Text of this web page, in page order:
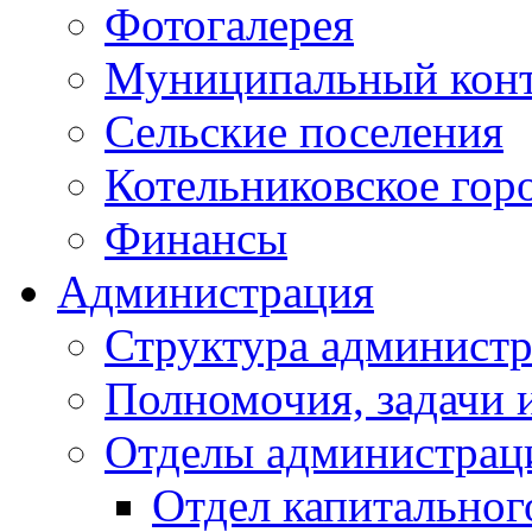
Фотогалерея
Муниципальный
Сельские поселения
Котельниковское
Финансы
Администрация
Структура
Полномочия, задачи
Отделы
Отдел